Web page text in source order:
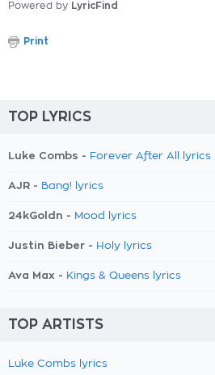
Powered by LyricFind
Print
TOP LYRICS
Luke Combs - Forever After All lyrics
AJR - Bang! lyrics
24kGoldn - Mood lyrics
Justin Bieber - Holy lyrics
Ava Max - Kings & Queens lyrics
TOP ARTISTS
Luke Combs lyrics